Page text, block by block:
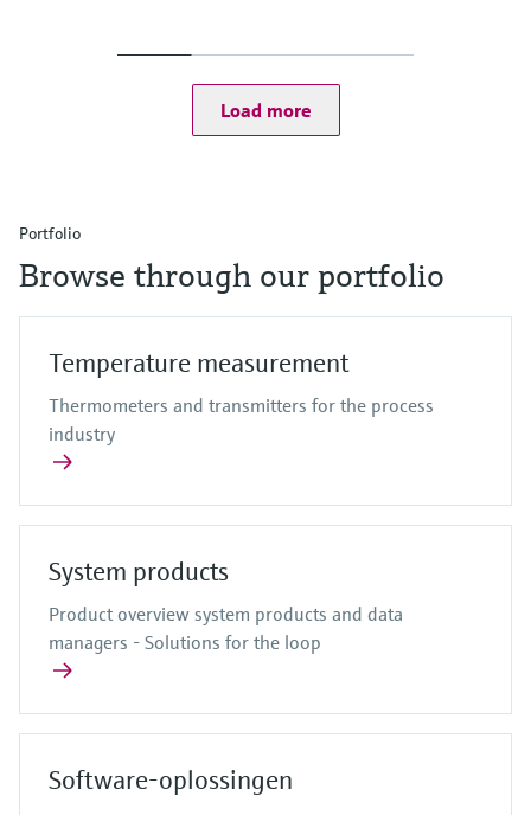
Load more
Portfolio
Browse through our portfolio
Temperature measurement
Thermometers and transmitters for the process
industry
System products
Product overview system products and data
managers - Solutions for the loop
Software-oplossingen